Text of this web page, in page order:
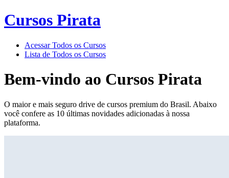
Cursos Pirata
Acessar Todos os Cursos
Lista de Todos os Cursos
Bem-vindo ao Cursos Pirata
O maior e mais seguro drive de cursos premium do Brasil. Abaixo
você confere as 10 últimas novidades adicionadas à nossa
plataforma.